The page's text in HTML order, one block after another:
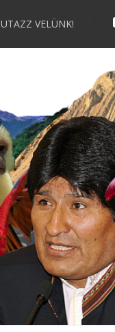
UTAZZ VELÜNK!